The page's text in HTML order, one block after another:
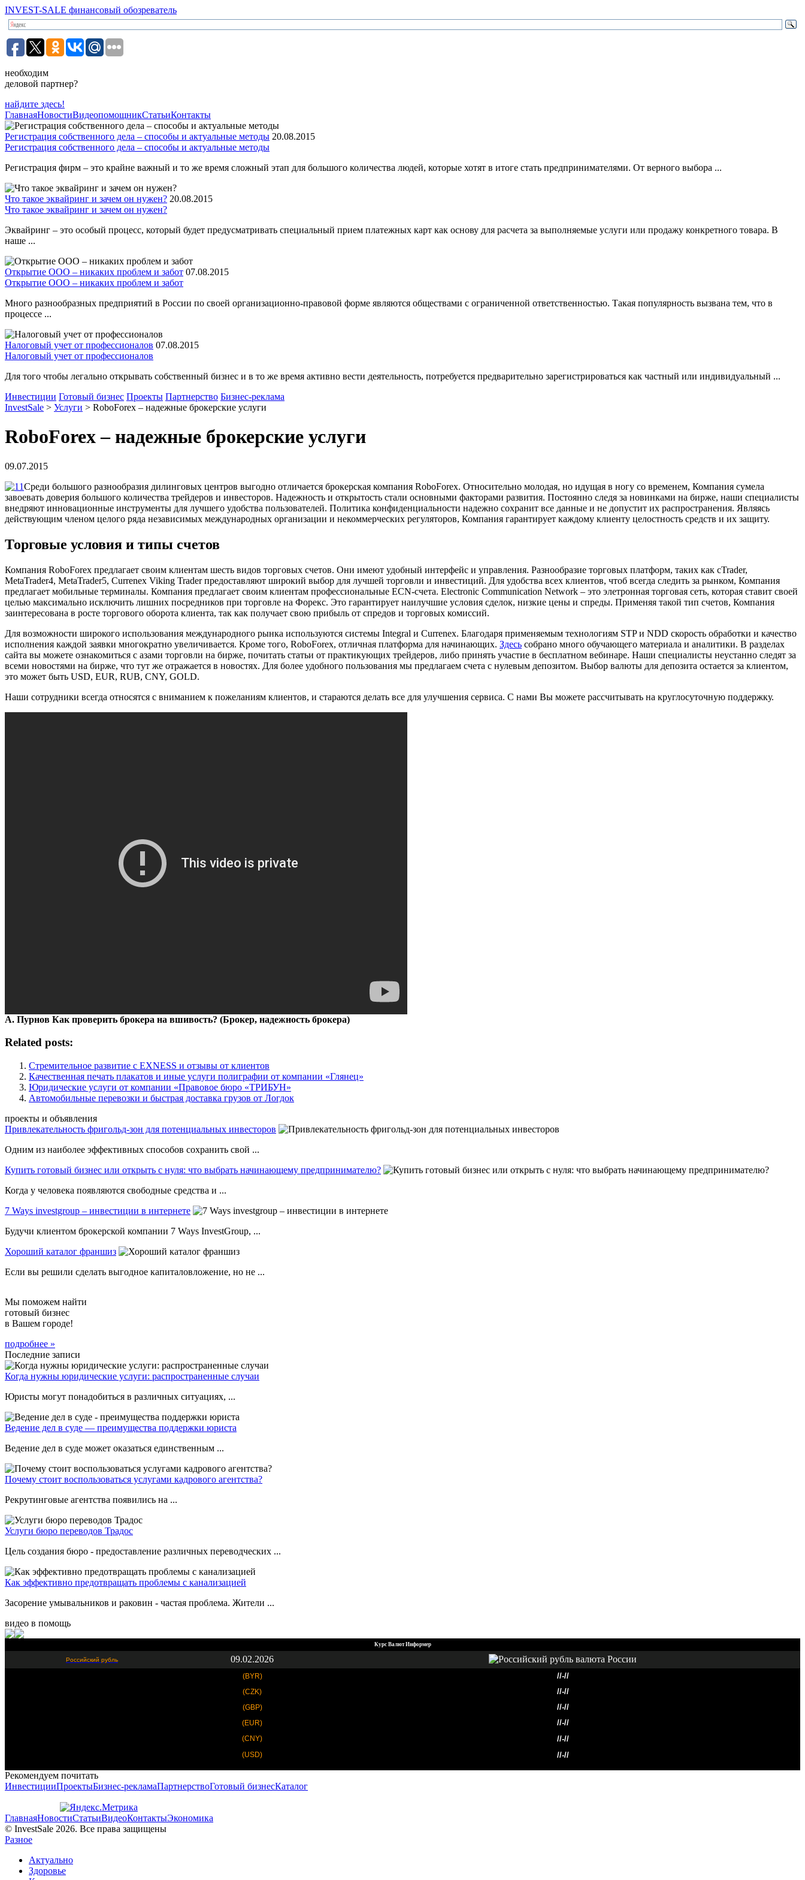
INVEST-SALE финансовый обозреватель
необходим
деловой партнер?
найдите здесь!
ГлавнаяНовостиВидеопомощникСтатьиКонтакты
Регистрация собственного дела – способы и актуальные методы 20.08.2015
Регистрация собственного дела – способы и актуальные методы
Регистрация фирм – это крайне важный и то же время сложный этап для большого количества людей, которые хотят в итоге стать предпринимателями. От верного выбора ...
Что такое эквайринг и зачем он нужен? 20.08.2015
Что такое эквайринг и зачем он нужен?
Эквайринг – это особый процесс, который будет предусматривать специальный прием платежных карт как основу для расчета за выполняемые услуги или продажу конкретного товара. В
наше ...
Открытие ООО – никаких проблем и забот 07.08.2015
Открытие ООО – никаких проблем и забот
Много разнообразных предприятий в России по своей организационно-правовой форме являются обществами с ограниченной ответственностью. Такая популярность вызвана тем, что в
процессе ...
Налоговый учет от профессионалов 07.08.2015
Налоговый учет от профессионалов
Для того чтобы легально открывать собственный бизнес и в то же время активно вести деятельность, потребуется предварительно зарегистрироваться как частный или индивидуальный ...
Инвестиции Готовый бизнес Проекты Партнерство Бизнес-реклама
InvestSale > Услуги > RoboForex – надежные брокерские услуги
RoboForex – надежные брокерские услуги
09.07.2015
Среди большого разнообразия дилинговых центров выгодно отличается брокерская компания RoboForex. Относительно молодая, но идущая в ногу со временем, Компания сумела
завоевать доверия большого количества трейдеров и инвесторов. Надежность и открытость стали основными факторами развития. Постоянно следя за новинками на бирже, наши специалисты
внедряют инновационные инструменты для лучшего удобства пользователей. Политика конфиденциальности надежно сохранит все данные и не допустит их распространения. Являясь
действующим членом целого ряда независимых международных организации и некоммерческих регуляторов, Компания гарантирует каждому клиенту целостность средств и их защиту.
Торговые условия и типы счетов
Компания RoboForex предлагает своим клиентам шесть видов торговых счетов. Они имеют удобный интерфейс и управления. Разнообразие торговых платформ, таких как cTrader,
MetaTrader4, MetaTrader5, Currenex Viking Trader предоставляют широкий выбор для лучшей торговли и инвестиций. Для удобства всех клиентов, чтоб всегда следить за рынком, Компания
предлагает мобильные терминалы. Компания предлагает своим клиентам профессиональные ECN-счета. Electronic Communication Network – это элетронная торговая сеть, которая ставит своей
целью максимально исключить лишних посредников при торговле на Форекс. Это гарантирует наилучшие условия сделок, низкие цены и спреды. Применяя такой тип счетов, Компания
заинтересована в росте торгового оборота клиента, так как получает свою прибыль от спредов и торговых комиссий.
Для возможности широкого использования международного рынка используются системы Integral и Currenex. Благодаря применяемым технологиям STP и NDD скорость обработки и качество
исполнения каждой заявки многократно увеличивается. Кроме того, RoboForex, отличная платформа для начинающих. Здесь собрано много обучающего материала и аналитики. В разделах
сайта вы можете ознакомиться с азами торговли на бирже, почитать статьи от практикующих трейдеров, либо принять участие в бесплатном вебинаре. Наши специалисты неустанно следят за
всеми новостями на бирже, что тут же отражается в новостях. Для более удобного пользования мы предлагаем счета с нулевым депозитом. Выбор валюты для депозита остается за клиентом,
это может быть USD, EUR, RUB, CNY, GOLD.
Наши сотрудники всегда относятся с вниманием к пожеланиям клиентов, и стараются делать все для улучшения сервиса. С нами Вы можете рассчитывать на круглосуточную поддержку.
А. Пурнов Как проверить брокера на вшивость? (Брокер, надежность брокера)
Related posts:
Стремительное развитие с EXNESS и отзывы от клиентов
Качественная печать плакатов и иные услуги полиграфии от компании «Глянец»
Юридические услуги от компании «Правовое бюро «ТРИБУН»
Автомобильные перевозки и быстрая доставка грузов от Логдок
проекты и объявления
Привлекательность фригольд-зон для потенциальных инвесторов
Одним из наиболее эффективных способов сохранить свой ...
Купить готовый бизнес или открыть с нуля: что выбрать начинающему предпринимателю?
Когда у человека появляются свободные средства и ...
7 Ways investgroup – инвестиции в интернете
Будучи клиентом брокерской компании 7 Ways InvestGroup, ...
Хороший каталог франшиз
Если вы решили сделать выгодное капиталовложение, но не ...
Мы поможем найти
готовый бизнес
в Вашем городе!
подробнее »
Последние записи
Когда нужны юридические услуги: распространенные случаи
Юристы могут понадобиться в различных ситуациях, ...
Ведение дел в суде — преимущества поддержки юриста
Ведение дел в суде может оказаться единственным ...
Почему стоит воспользоваться услугами кадрового агентства?
Рекрутинговые агентства появились на ...
Услуги бюро переводов Традос
Цель создания бюро - предоставление различных переводческих ...
Как эффективно предотвращать проблемы с канализацией
Засорение умывальников и раковин - частая проблема. Жители ...
видео в помощь
Курс Валют Информер
Российский рубль 09.02.2026
(BYR) //-//
(CZK) //-//
(GBP) //-//
(EUR) //-//
(CNY) //-//
(USD) //-//
Рекомендуем почитать
ИнвестицииПроектыБизнес-рекламаПартнерствоГотовый бизнесКаталог
ГлавнаяНовостиСтатьиВидеоКонтактыЭкономика
© InvestSale 2026. Все права защищены
Разное
Актуально
Здоровье